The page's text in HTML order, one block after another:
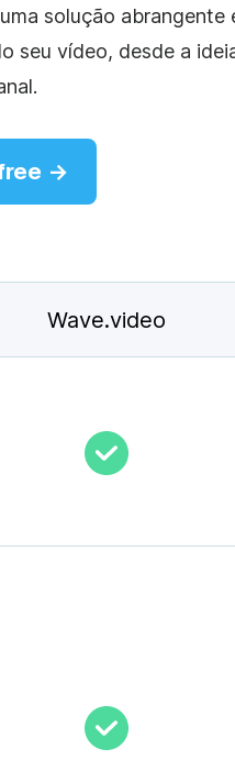
solução
seu vídeo, desde a
→
Wave.video